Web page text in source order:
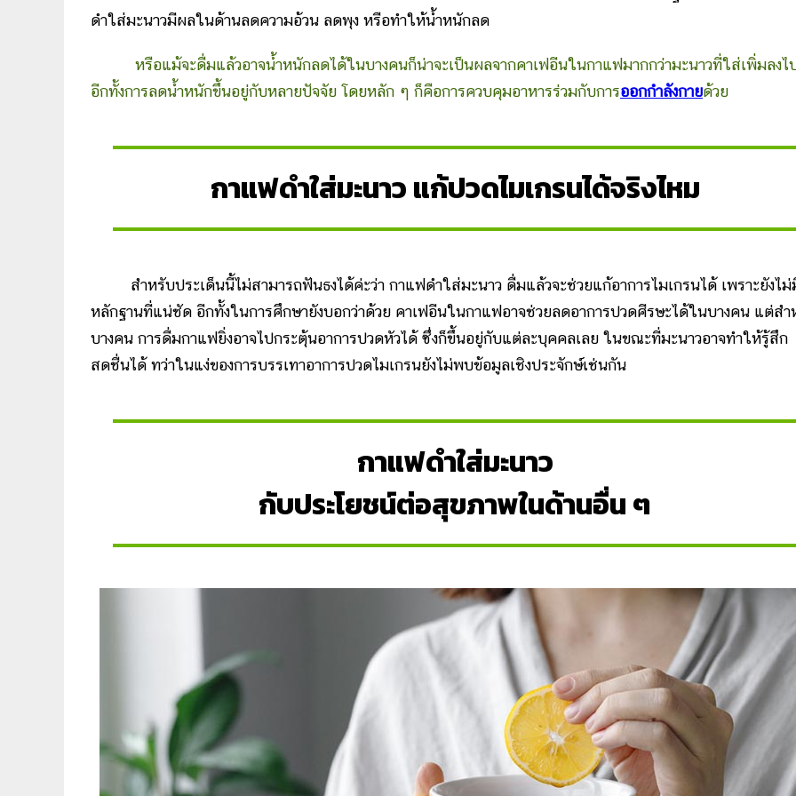
ดำใส่มะนาวมีผลในด้านลดความอ้วน ลดพุง หรือทำให้น้ำหนักลด
หรือแม้จะดื่มแล้วอาจน้ำหนักลดได้ในบางคนก็น่าจะเป็นผลจากคาเฟอีนในกาแฟมากกว่ามะนาวที่ใส่เพิ่มลงไ
อีกทั้งการลดน้ำหนักขึ้นอยู่กับหลายปัจจัย โดยหลัก ๆ ก็คือการควบคุมอาหารร่วมกับการออกกำลังกายด้วย
กาแฟดำใส่มะนาว แก้ปวดไมเกรนได้จริงไหม
สำหรับประเด็นนี้ไม่สามารถฟันธงได้ค่ะว่า กาแฟดำใส่มะนาว ดื่มแล้วจะช่วยแก้อาการไมเกรนได้ เพราะยังไม่
หลักฐานที่แน่ชัด อีกทั้งในการศึกษายังบอกว่าด้วย คาเฟอีนในกาแฟอาจช่วยลดอาการปวดศีรษะได้ในบางคน แต่สำ
บางคน การดื่มกาแฟยิ่งอาจไปกระตุ้นอาการปวดหัวได้ ซึ่งก็ขึ้นอยู่กับแต่ละบุคคลเลย ในขณะที่มะนาวอาจทำให้รู้สึก
สดชื่นได้ ทว่าในแง่ของการบรรเทาอาการปวดไมเกรนยังไม่พบข้อมูลเชิงประจักษ์เช่นกัน
กาแฟดำใส่มะนาว
กับประโยชน์ต่อสุขภาพในด้านอื่น ๆ